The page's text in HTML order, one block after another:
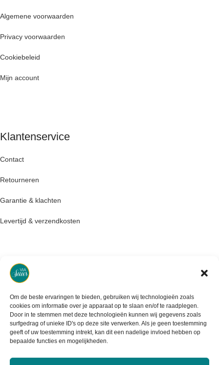
Om de beste ervaringen te bieden, gebruiken wij technologieën zoals
cookies om informatie over je apparaat op te slaan en/of te raadplegen.
Door in te stemmen met deze technologieën kunnen wij gegevens zoals
surfgedrag of unieke ID's op deze site verwerken. Als je geen toestemming
geeft of uw toestemming intrekt, kan dit een nadelige invloed hebben op
bepaalde functies en mogelijkheden.
Algemene voorwaarden
Privacy voorwaarden
Cookiebeleid
Mijn account
Klantenservice
Contact
Retourneren
Garantie & klachten
Levertijd & verzendkosten